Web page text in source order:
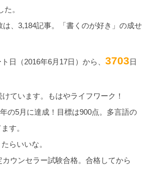
。
は、3,184記事。「書くのが好き」の成せ
日（2016年6月17日）から、 3703日
ています。もはやライフワーク！
の5月に達成！目標は900点。多言語の
す。
らいいな。
ウンセラー試験合格。合格してから